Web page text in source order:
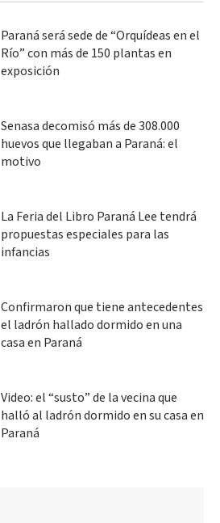
Paraná será sede de “Orquídeas en el
Río” con más de 150 plantas en
exposición
Senasa decomisó más de 308.000
huevos que llegaban a Paraná: el
motivo
La Feria del Libro Paraná Lee tendrá
propuestas especiales para las
infancias
Confirmaron que tiene antecedentes
el ladrón hallado dormido en una
casa en Paraná
Video: el “susto” de la vecina que
halló al ladrón dormido en su casa en
Paraná